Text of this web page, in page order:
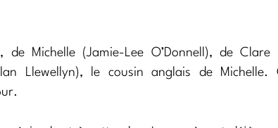
Michelle (Jamie-Lee O’Donnell), de Clare
Llewellyn), le cousin anglais de Michelle.